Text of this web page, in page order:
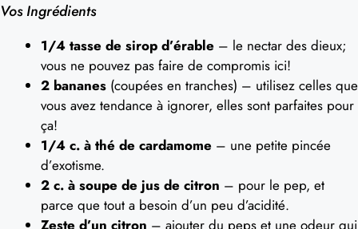
Vos Ingrédients
1/4 tasse de sirop d’érable – le nectar des dieux;
vous ne pouvez pas faire de compromis ici!
2 bananes (coupées en tranches) – utilisez celles que
vous avez tendance à ignorer, elles sont parfaites pour
ça!
1/4 c. à thé de cardamome – une petite pincée
d’exotisme.
2 c. à soupe de jus de citron – pour le pep, et
parce que tout a besoin d’un peu d’acidité.
Zeste d’un citron – ajouter du peps et une odeur qui